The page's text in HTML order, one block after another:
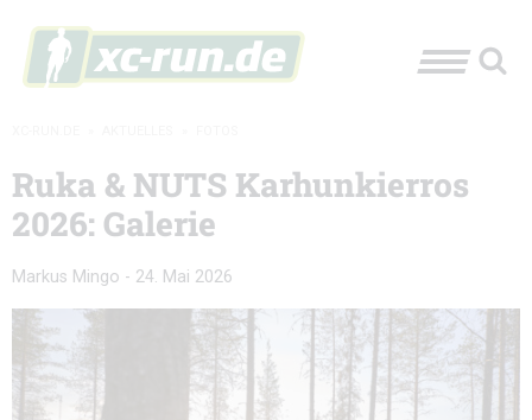
Ruka & NUTS Karhunkierros
2026: Galerie
Markus Mingo - 24. Mai 2026